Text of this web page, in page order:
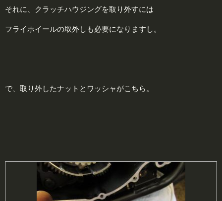
それに、クラッチハウジングを取り外すには
フライホイールの取外しも必要になりますし。
で、取り外したナットとワッシャがこちら。